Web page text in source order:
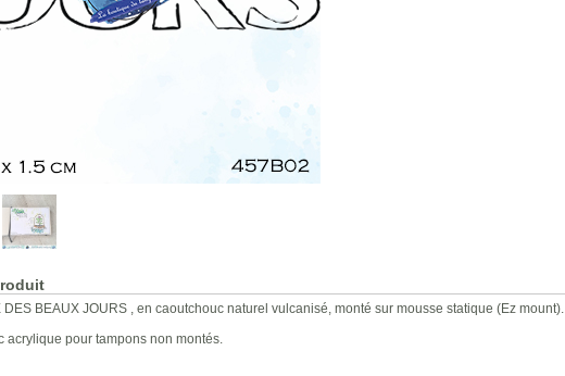
DES BEAUX JOURS , en caoutchouc naturel vulcanisé, monté sur mousse statique (Ez mount).
acrylique pour tampons non montés.